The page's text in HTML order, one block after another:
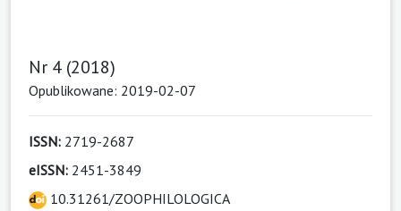
Nr 4 (2018)
Opublikowane: 2019-02-07
ISSN: 2719-2687
eISSN: 2451-3849
10.31261/ZOOPHILOLOGICA